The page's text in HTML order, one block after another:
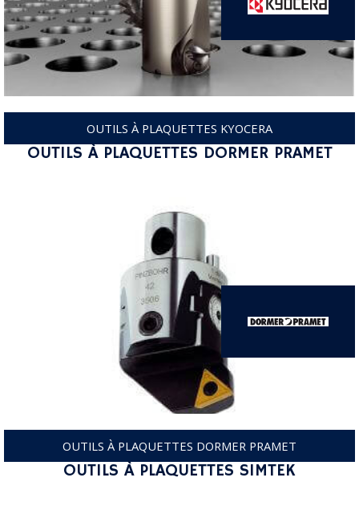
OUTILS À PLAQUETTES KYOCERA
OUTILS À PLAQUETTES DORMER PRAMET
OUTILS À PLAQUETTES DORMER PRAMET
OUTILS À PLAQUETTES SIMTEK